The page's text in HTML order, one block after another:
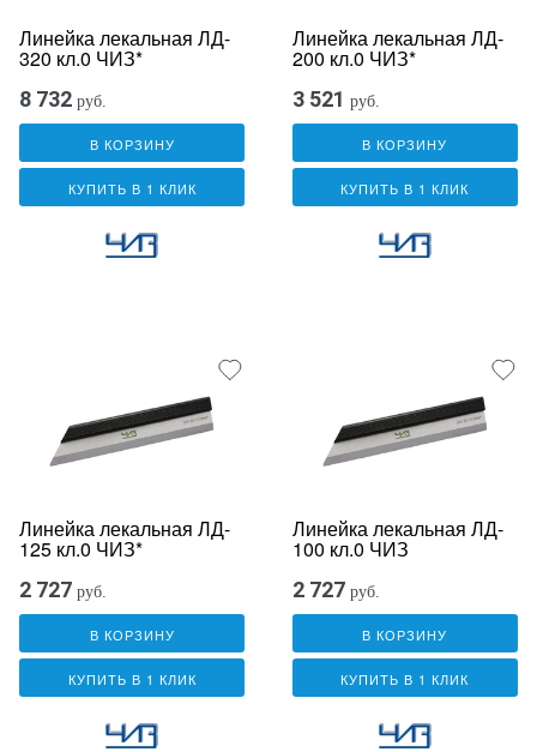
Линейка лекальная ЛД-
320 кл.0 ЧИЗ*
8 732 руб.
В КОРЗИНУ
КУПИТЬ В 1 КЛИК
Линейка лекальная ЛД-
200 кл.0 ЧИЗ*
3 521 руб.
В КОРЗИНУ
КУПИТЬ В 1 КЛИК
Линейка лекальная ЛД-
125 кл.0 ЧИЗ*
2 727 руб.
В КОРЗИНУ
КУПИТЬ В 1 КЛИК
Линейка лекальная ЛД-
100 кл.0 ЧИЗ
2 727 руб.
В КОРЗИНУ
КУПИТЬ В 1 КЛИК